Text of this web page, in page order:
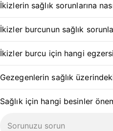
İkizlerin sağlık sorunlarına
İkizler burcunun sağlık
İkizler burcu için hangi
Gezegenlerin sağlık
Sağlık için hangi besinler